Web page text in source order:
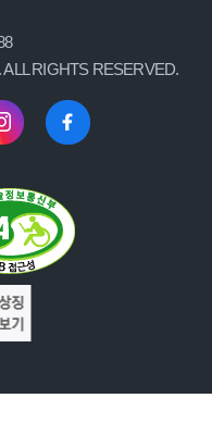
RIGHTS RESERVED.